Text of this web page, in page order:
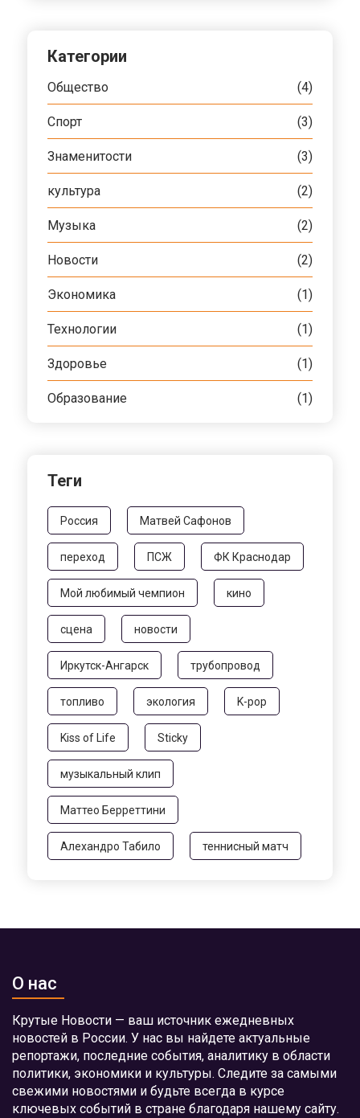
Категории
Общество (4)
Спорт (3)
Знаменитости (3)
культура (2)
Музыка (2)
Новости (2)
Экономика (1)
Технологии (1)
Здоровье (1)
Образование (1)
Теги
Россия Матвей Сафонов
переход ПСЖ ФК Краснодар
Мой любимый чемпион кино
сцена новости
Иркутск-Ангарск трубопровод
топливо экология K-pop
Kiss of Life Sticky
музыкальный клип
Маттео Берреттини
Алехандро Табило теннисный матч
О нас
Крутые Новости — ваш источник ежедневных
новостей в России. У нас вы найдете актуальные
репортажи, последние события, аналитику в области
политики, экономики и культуры. Следите за самыми
свежими новостями и будьте всегда в курсе
ключевых событий в стране благодаря нашему сайту.